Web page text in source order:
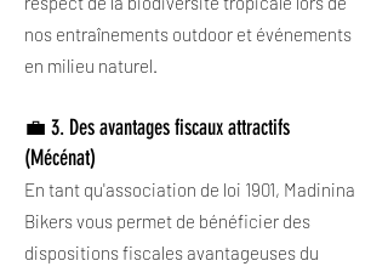
nos entraînements outdoor et événements
en milieu naturel.
💼 3. Des avantages fiscaux attractifs
(Mécénat)
En tant qu'association de loi 1901, Madinina
Bikers vous permet de bénéficier des
dispositions fiscales avantageuses du